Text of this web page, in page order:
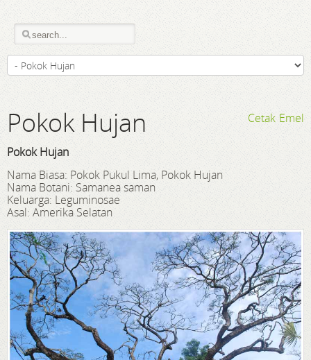
Emel
Cetak
Pokok Hujan
Pokok Hujan
Nama Biasa: Pokok Pukul Lima, Pokok Hujan
Nama Botani: Samanea saman
Keluarga: Leguminosae
Asal: Amerika Selatan